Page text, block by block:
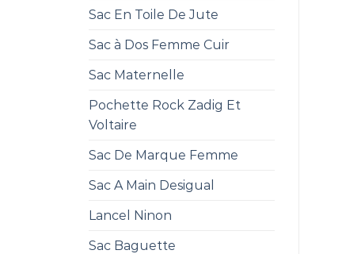
Sac En Toile De Jute
Sac à Dos Femme Cuir
Sac Maternelle
Pochette Rock Zadig Et
Voltaire
Sac De Marque Femme
Sac A Main Desigual
Lancel Ninon
Sac Baguette